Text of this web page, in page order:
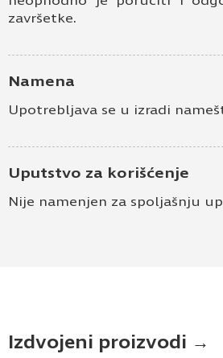
privatnosti *
Prijavljujem se za vesti i
elektronske pošte.
završetke.
Namena
Upotrebljava se u izradi
Uputstvo za korišćenje
Nije namenjen za spoljašnju
Izdvojeni proizvodi →